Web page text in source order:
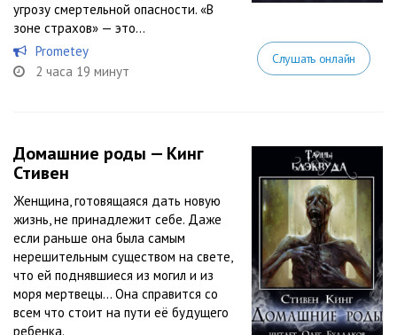
угрозу смертельной опасности. «В
зоне страхов» — это...
Prometey
2 часа 19 минут
Слушать онлайн
Домашние роды — Кинг
Стивен
Женщина, готовящаяся дать новую
жизнь, не принадлежит себе. Даже
если раньше она была самым
нерешительным существом на свете,
что ей поднявшиеся из могил и из
моря мертвецы… Она справится со
всем что стоит на пути её будущего
ребенка.